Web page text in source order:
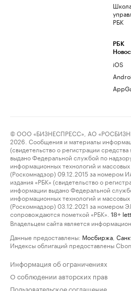
РБК
РБК
iOS
© ООО «БИЗНЕСПРЕСС», АО
2026. Сообщения и материалы
(свидетельство о регистрации
выдано Федеральной службой по
информационных технологий и
(Роскомнадзор) 09.12.2015 за номером
издания «РБК» (свидетельство о
информации выдано Федеральной
информационных технологий и
(Роскомнадзор) 03.12.2021 за номером
сопровождаются пометкой «РБК».
18+
Владельцем сайта является
Данные предоставлены: Мосбиржа
Индексы облигаций предоставлены
Информация об ограничениях
О соблюдении авторских прав
Пользовательское соглашение